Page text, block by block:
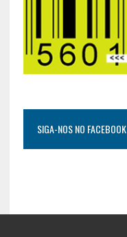
SIGA-NOS NO FACEBOOK